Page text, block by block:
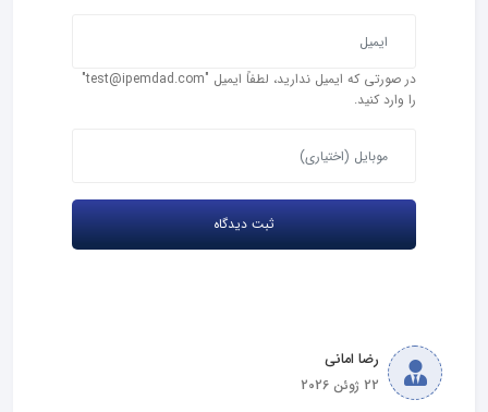
در صورتی که ایمیل ندارید، لطفاً ایمیل "test@ipemdad.com"
را وارد کنید.
رضا امانی
22 ژوئن 2026